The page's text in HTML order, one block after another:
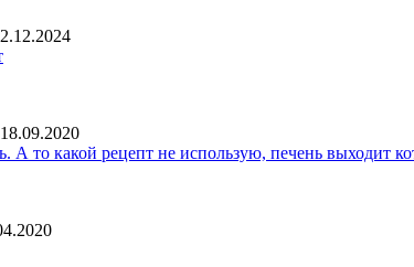
2.12.2024
18.09.2020
А то какой рецепт не использую, печень выходит